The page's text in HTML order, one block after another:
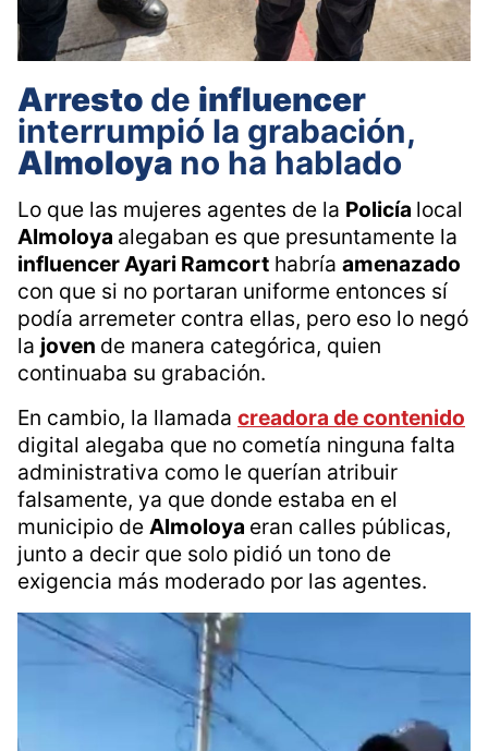
Arresto de influencer
interrumpió la grabación,
Almoloya no ha hablado
Lo que las mujeres agentes de la Policía local
Almoloya alegaban es que presuntamente la
influencer Ayari Ramcort habría amenazado
con que si no portaran uniforme entonces sí
podía arremeter contra ellas, pero eso lo negó
la joven de manera categórica, quien
continuaba su grabación.
En cambio, la llamada creadora de contenido
digital alegaba que no cometía ninguna falta
administrativa como le querían atribuir
falsamente, ya que donde estaba en el
municipio de Almoloya eran calles públicas,
junto a decir que solo pidió un tono de
exigencia más moderado por las agentes.